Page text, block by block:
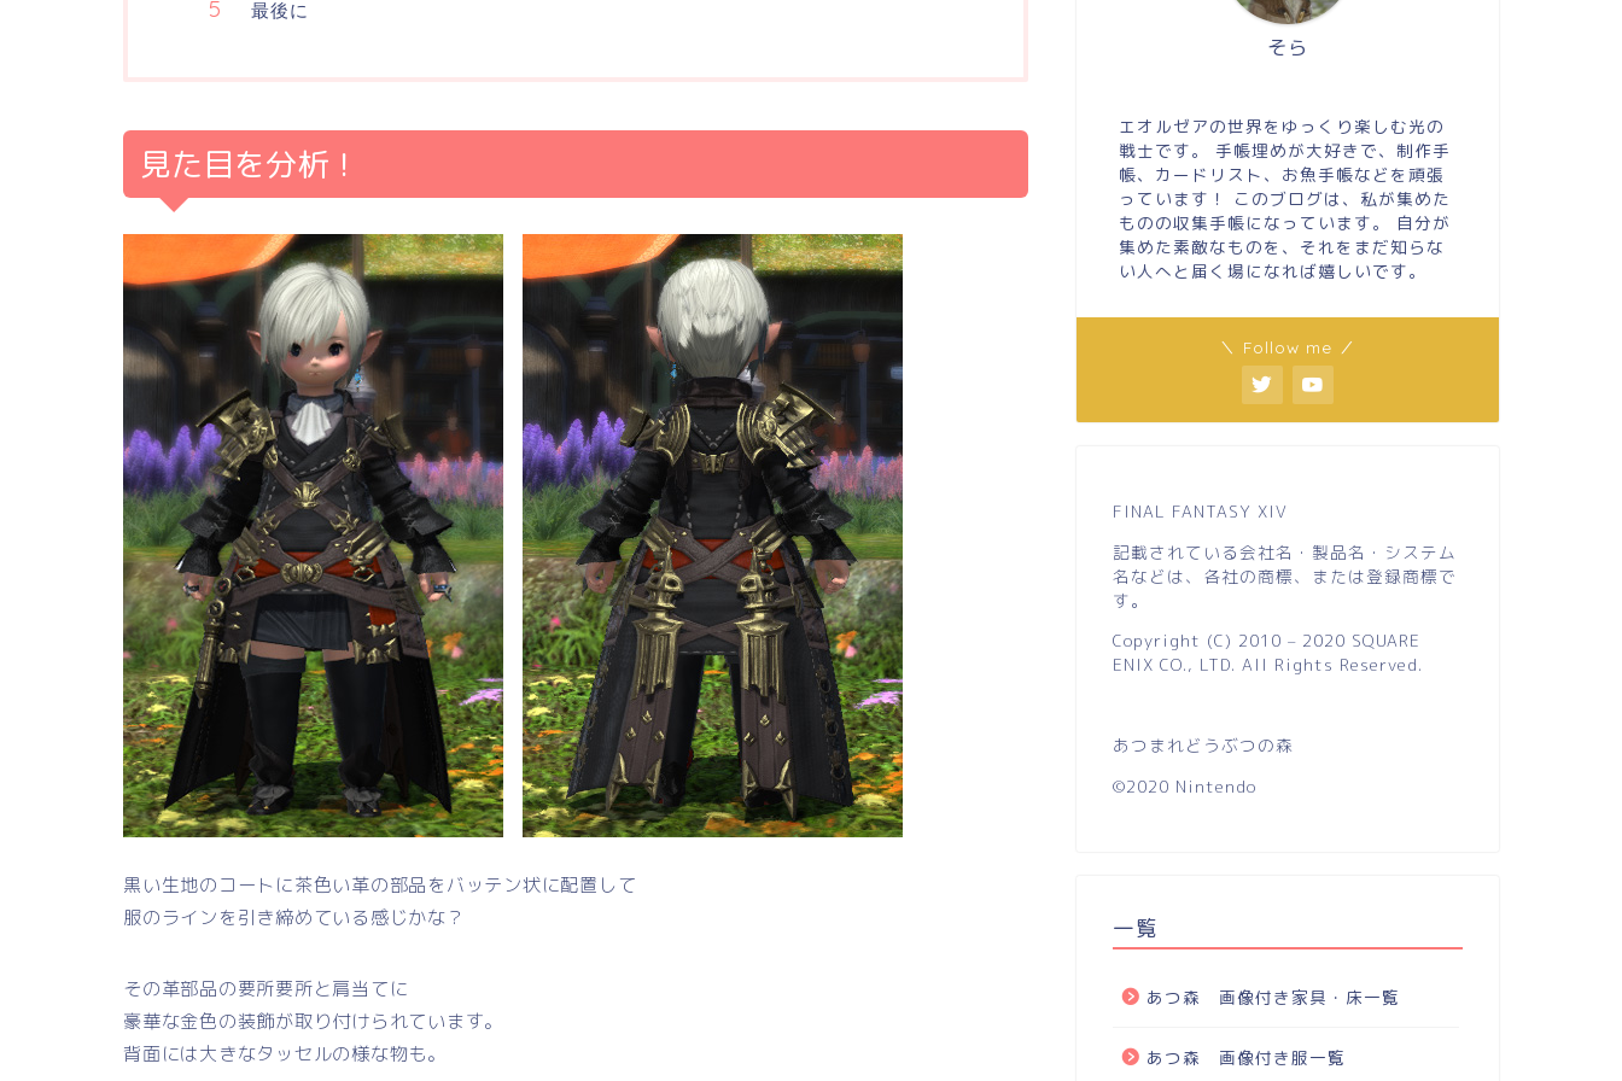
最後に
見た目を分析！
黒い生地のコートに茶色い革の部品をバッテン状に配置して
服のラインを引き締めている感じかな？
その革部品の要所要所と肩当てに
豪華な金色の装飾が取り付けられています。
背面には大きなタッセルの様な物も。
そら
エオルゼアの世界をゆっくり楽しむ光の
戦士です。 手帳埋めが大好きで、制作手
帳、カードリスト、お魚手帳などを頑張
っています！ このブログは、私が集めた
ものの収集手帳になっています。 自分が
集めた素敵なものを、それをまだ知らな
い人へと届く場になれば嬉しいです。
＼ Follow me ／
FINAL FANTASY XIV
記載されている会社名・製品名・システム
名などは、各社の商標、または登録商標で
す。
Copyright (C) 2010 – 2020 SQUARE
ENIX CO., LTD. All Rights Reserved.
あつまれどうぶつの森
©2020 Nintendo
一覧
あつ森 画像付き家具・床一覧
あつ森 画像付き服一覧